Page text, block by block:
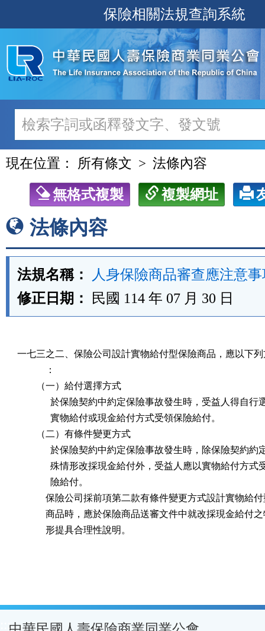
至
主
內
容
保險相關法規查詢系統
現在位置： 所有條文 法條內容
無格式複製 複製網址
法條內容
法規名稱：
人身保險商品審查應注意
修正日期：
民國 114 年 07 月 30 日
一七三之二、保險公司設計實物給付型保險商品，應以下
            ：
        （一）給付選擇方式
於保險契約中約定保險事故發生時，受益人得自行
              實物給付或現金給付方式受領保險給付。
        （二）有條件變更方式
於保險契約中約定保險事故發生時，除保險契約約
殊情形改採現金給付外，受益人應以實物給付方式
              險給付。
保險公司採前項第二款有條件變更方式設計實物給
商品時，應於保險商品送審文件中就改採現金給付
            形提具合理性說明。
:::